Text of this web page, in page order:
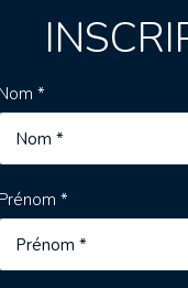
Nom *
Prénom *